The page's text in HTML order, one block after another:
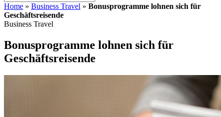
Home » Business Travel » Bonusprogramme lohnen sich für
Geschäftsreisende
Business Travel
Bonusprogramme lohnen sich für
Geschäftsreisende